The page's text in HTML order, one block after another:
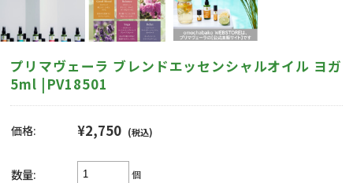
プリマヴェーラ ブレンドエッセンシャルオイル ヨガ
5ml |PV18501
価格: ¥2,750 (税込)
数量: 個